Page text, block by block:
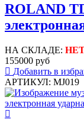
ROLAND
НА СКЛАДЕ:
155000 руб
Добавить в
АРТИКУЛ: MJ019